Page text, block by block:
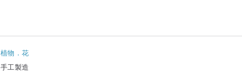
植物．花
手工製造